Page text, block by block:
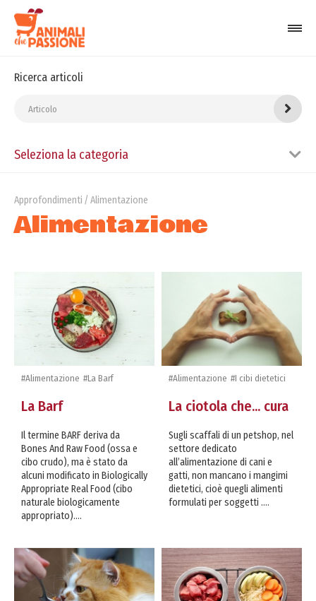
Ricerca articoli
Seleziona la categoria
Approfondimenti Alimentazione
Alimentazione
#Alimentazione #La Barf
La Barf
Il termine BARF deriva da
Bones And Raw Food (ossa e
cibo crudo), ma è stato da
alcuni modificato in Biologically
Appropriate Real Food (cibo
naturale biologicamente
appropriato)....
#Alimentazione #I cibi dietetici
La ciotola che... cura
Sugli scaffali di un petshop, nel
settore dedicato
all’alimentazione di cani e
gatti, non mancano i mangimi
dietetici, cioè quegli alimenti
formulati per soggetti ....